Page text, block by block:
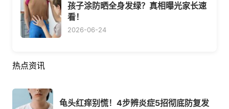
孩子涂防晒全身发绿？真相曝光家长速
看！
2026-06-24
热点资讯
龟头红痒别慌！4步辨炎症5招彻底防复发